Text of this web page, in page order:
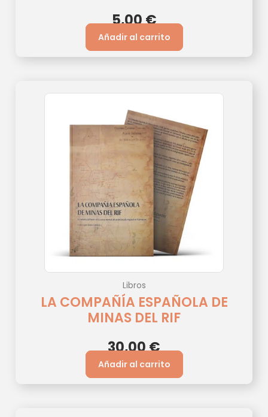
5,00€
Añadir al carrito
Libros
LA COMPAÑÍA ESPAÑOLA DE
MINAS DEL RIF
30,00€
Añadir al carrito